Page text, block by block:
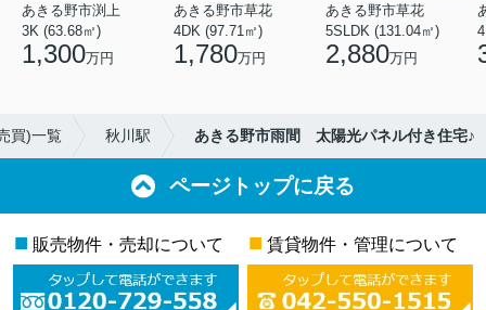
あきる野市渕上
3K (63.68㎡)
1,300万円
あきる野市草花
4DK (97.71㎡)
1,780万円
あきる野市草花
5SLDK (131.04㎡)
2,880万円
買)一覧 秋川駅 あきる野市雨間 太陽光パネル付き住宅♪
ページトップに戻る
■ 販売物件・売却について ■ 賃貸物件・管理について